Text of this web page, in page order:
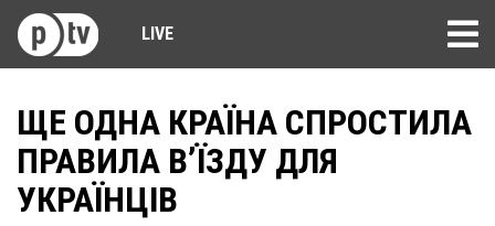
LIVE
ЩЕ ОДНА КРАЇНА СПРОСТИЛА
ПРАВИЛА В’ЇЗДУ ДЛЯ
УКРАЇНЦІВ